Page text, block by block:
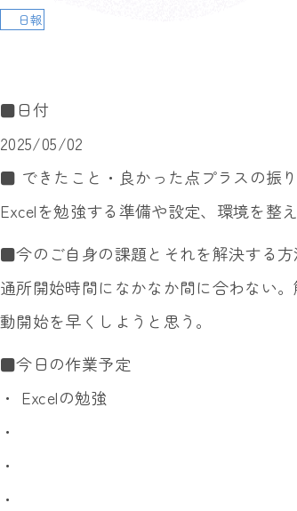
日報
■日付
2025/05/02
■ できたこと・良かった点プラスの振
Excelを勉強する準備や設定、環境を整え
■今のご自身の課題とそれを解決する方
通所開始時間になかなか間に合わない
動開始を早くしようと思う。
■今日の作業予定
・ Excelの勉強
・
・
・